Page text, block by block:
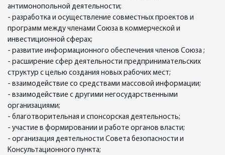
антимонопольной деятельности;
- разработка и осуществление совместных проектов и
программ между членами Союза в коммерческой и
инвестиционной сферах;
- развитие информационного обеспечения членов Союза ;
- расширение сфер деятельности предпринимательских
структур с целью создания новых рабочих мест;
- взаимодействие со средствами массовой информации;
- взаимодействие с другими негосударственными
организациями;
- благотворительная и спонсорская деятельность;
- участие в формировании и работе органов власти;
- организация деятельности Совета безопасности и
Консультационного пункта;